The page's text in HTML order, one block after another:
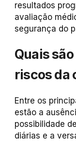
resultados
avaliação
segurança do
Quais
riscos da
Entre os
estão a
possibilidade
diárias e a